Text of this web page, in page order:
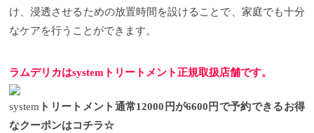
け、浸透させるための放置時間を設けることで、家庭でも十分
なケアを行うことができます。
ラムデリカはsystemトリートメント正規取扱店舗です。
system トリートメント通常12000円が6600円で予約できるお得
なクーポンはコチラ☆